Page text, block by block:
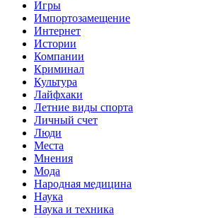
Игры
Импортозамещение
Интернет
Истории
Компании
Криминал
Культура
Лайфхаки
Летние виды спорта
Личный счет
Люди
Места
Мнения
Мода
Народная медицина
Наука
Наука и техника